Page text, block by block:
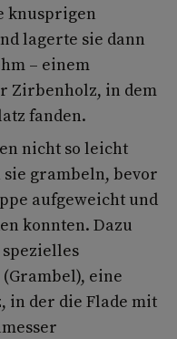
knusprigen
lagerte sie dann
– einem
Zirbenholz, in dem
fanden.
nicht so leicht
grambeln, bevor
aufgeweicht und
konnten. Dazu
eine
in der die Flade mit